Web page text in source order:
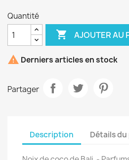
Quantité
 AJOUTER AU
 Derniers articles en stock
Partager
Description Détails